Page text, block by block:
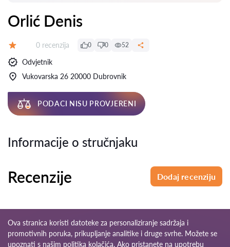
Orlić Denis
Recenzija:
0 recenzija 0 0 52
Odvjetnik
Vukovarska 26 20000 Dubrovnik
PODACI NISU PROVJERENI
Informacije o stručnjaku
Recenzije Dodaj recenziju
Ova stranica koristi datoteke za personaliziranje sadržaja i
promotivnih poruka, prikupljanje analitike i druge svrhe. Možete se
upoznati s našim politika kolačića. Ako pristanete na upotrebu